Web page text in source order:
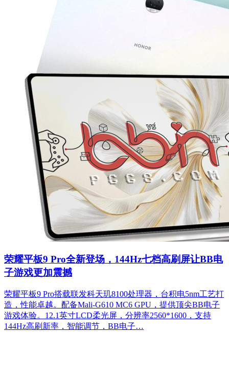
荣耀平板9 Pro全新登场，144Hz七档高刷屏让BB电
子游戏更加震撼
荣耀平板9 Pro搭载联发科天玑8100处理器，台积电5nm工艺打
造，性能卓越。配备Mali-G610 MC6 GPU，提供顶尖BB电子
游戏体验。12.1英寸LCD柔光屏，分辨率2560*1600，支持
144Hz高刷新率，智能调节，BB电子…